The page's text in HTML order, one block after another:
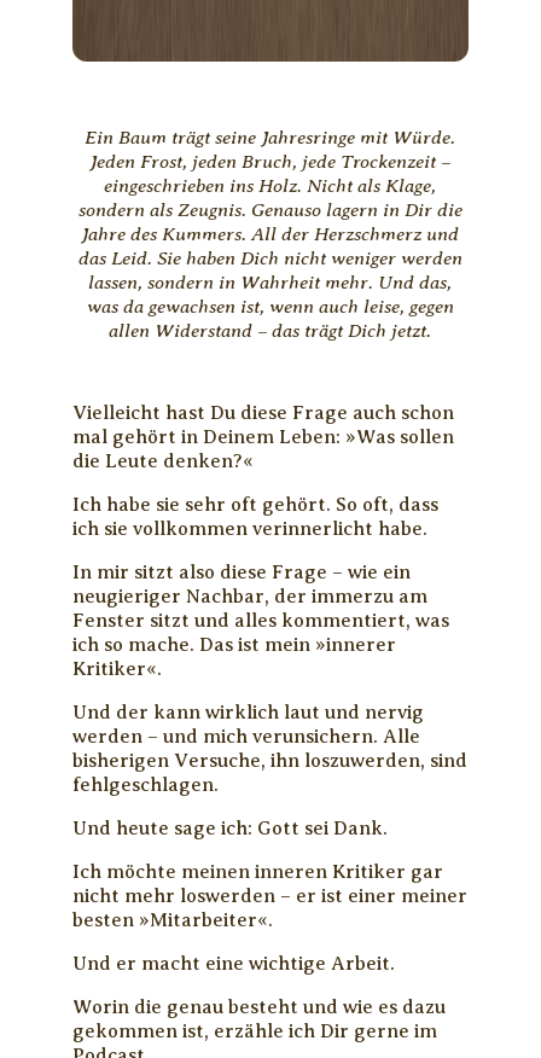
Ein Baum trägt seine Jahresringe mit Würde.
Jeden Frost, jeden Bruch, jede Trockenzeit –
eingeschrieben ins Holz. Nicht als Klage,
sondern als Zeugnis. Genauso lagern in Dir die
Jahre des Kummers. All der Herzschmerz und
das Leid. Sie haben Dich nicht weniger werden
lassen, sondern in Wahrheit mehr. Und das,
was da gewachsen ist, wenn auch leise, gegen
allen Widerstand – das trägt Dich jetzt.
Vielleicht hast Du diese Frage auch schon
mal gehört in Deinem Leben: »Was sollen
die Leute denken?«
Ich habe sie sehr oft gehört. So oft, dass
ich sie vollkommen verinnerlicht habe.
In mir sitzt also diese Frage – wie ein
neugieriger Nachbar, der immerzu am
Fenster sitzt und alles kommentiert, was
ich so mache. Das ist mein »innerer
Kritiker«.
Und der kann wirklich laut und nervig
werden – und mich verunsichern. Alle
bisherigen Versuche, ihn loszuwerden, sind
fehlgeschlagen.
Und heute sage ich: Gott sei Dank.
Ich möchte meinen inneren Kritiker gar
nicht mehr loswerden – er ist einer meiner
besten »Mitarbeiter«.
Und er macht eine wichtige Arbeit.
Worin die genau besteht und wie es dazu
gekommen ist, erzähle ich Dir gerne im